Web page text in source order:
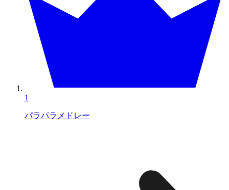
1
パラパラメドレー